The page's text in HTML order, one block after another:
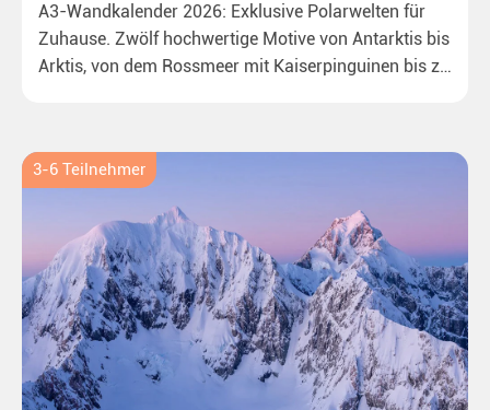
A3-Wandkalender 2026: Exklusive Polarwelten für
Zuhause. Zwölf hochwertige Motive von Antarktis bis
Arktis, von dem Rossmeer mit Kaiserpinguinen bis zu
3-6 Teilnehmer